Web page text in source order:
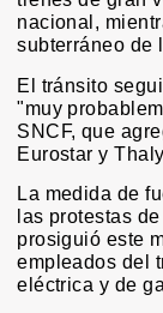
nacional,
subterráneo de
El tránsito
"muy
SNCF, que
Eurostar y
La medida de
las protestas
prosiguió este
empleados del
eléctrica y de